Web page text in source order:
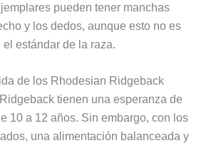
pueden tener manchas
y los dedos, aunque esto no es
estándar de la raza.
de los Rhodesian Ridgeback
tienen una esperanza de
10 a 12 años. Sin embargo, con los
una alimentación balanceada y